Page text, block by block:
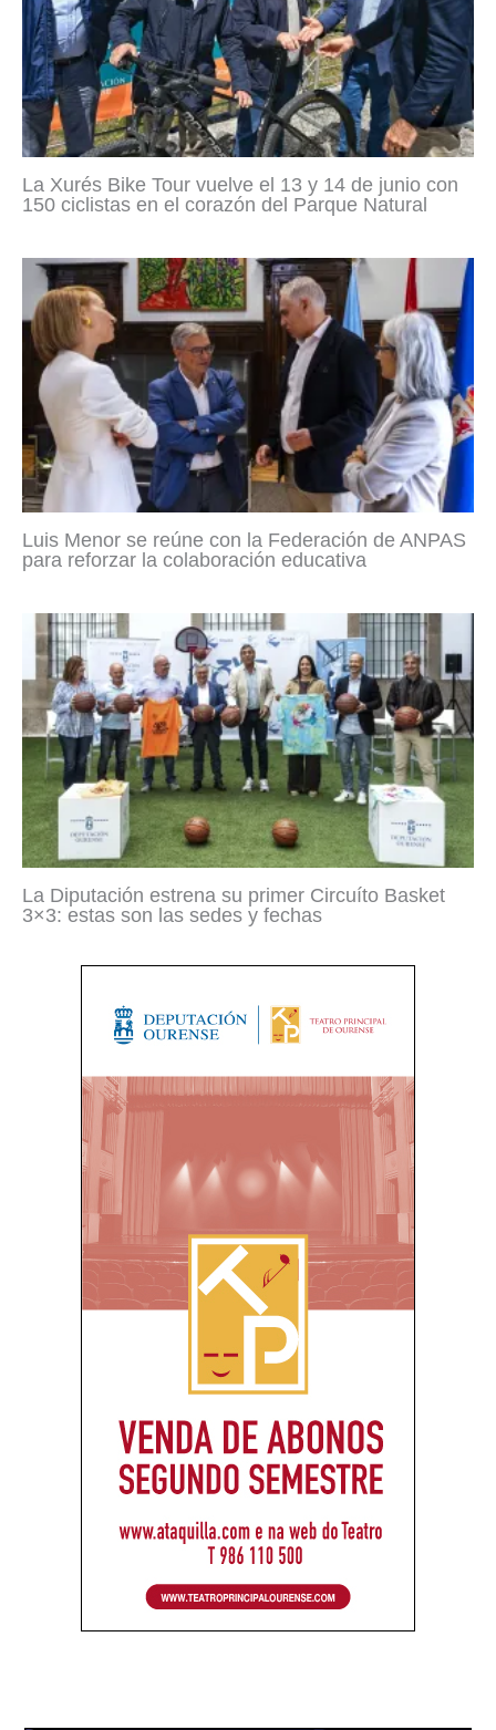
La Xurés Bike Tour vuelve el 13 y 14 de junio con
150 ciclistas en el corazón del Parque Natural
Luis Menor se reúne con la Federación de ANPAS
para reforzar la colaboración educativa
La Diputación estrena su primer Circuíto Basket
3×3: estas son las sedes y fechas